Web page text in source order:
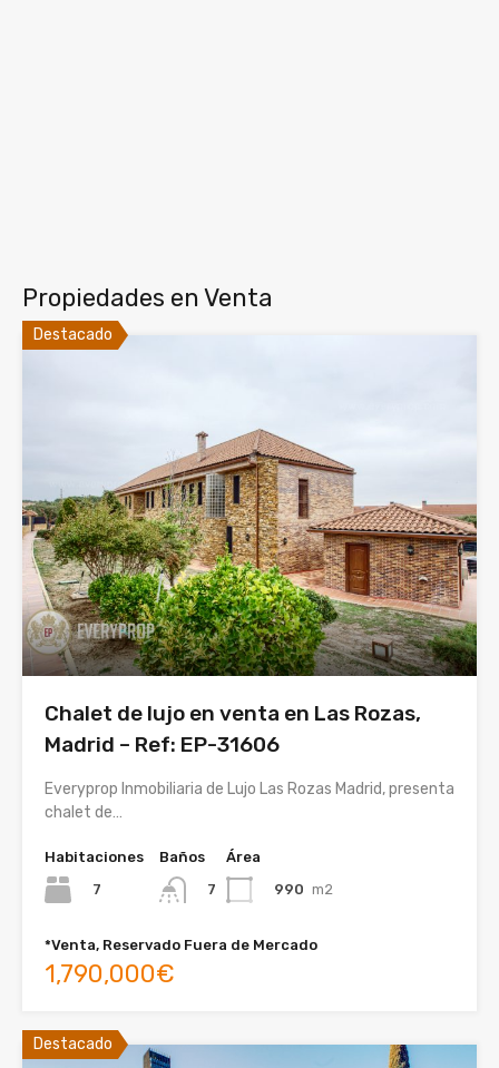
Propiedades en Venta
Destacado
Chalet de lujo en venta en Las Rozas,
Madrid – Ref: EP-31606
Everyprop Inmobiliaria de Lujo Las Rozas Madrid, presenta
chalet de…
Habitaciones
7
Baños
7
Área
990 m2
*Venta, Reservado Fuera de Mercado
1,790,000€
Destacado